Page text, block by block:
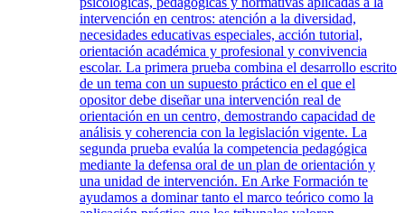
intervención en centros: atención a la diversidad,
necesidades educativas especiales, acción tutorial,
orientación académica y profesional y convivencia
escolar. La primera prueba combina el desarrollo escrito
de un tema con un supuesto práctico en el que el
opositor debe diseñar una intervención real de
orientación en un centro, demostrando capacidad de
análisis y coherencia con la legislación vigente. La
segunda prueba evalúa la competencia pedagógica
mediante la defensa oral de un plan de orientación y
una unidad de intervención. En Arke Formación te
ayudamos a dominar tanto el marco teórico como la